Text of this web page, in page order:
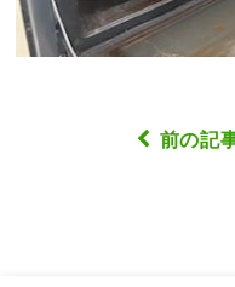
前の記